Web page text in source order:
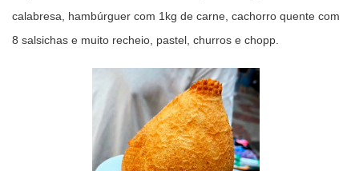
calabresa, hambúrguer com 1kg de carne, cachorro quente com
8 salsichas e muito recheio, pastel, churros e chopp.